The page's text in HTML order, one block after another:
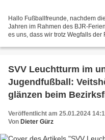
Hallo Fußballfreunde, nachdem
Jahren im Rahmen des BJR-
es uns, dass wir trotz Wegfalls
SVV Leuchtturm im
Jugendfußball:
glänzen beim
Veröffentlicht am 25.01.2024
Von Dieter Gürz